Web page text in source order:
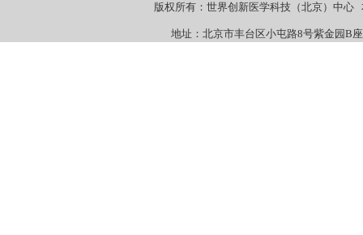
版权所有：世界创新医学科技（北京）中
地址：北京市丰台区小屯路8号紫金园